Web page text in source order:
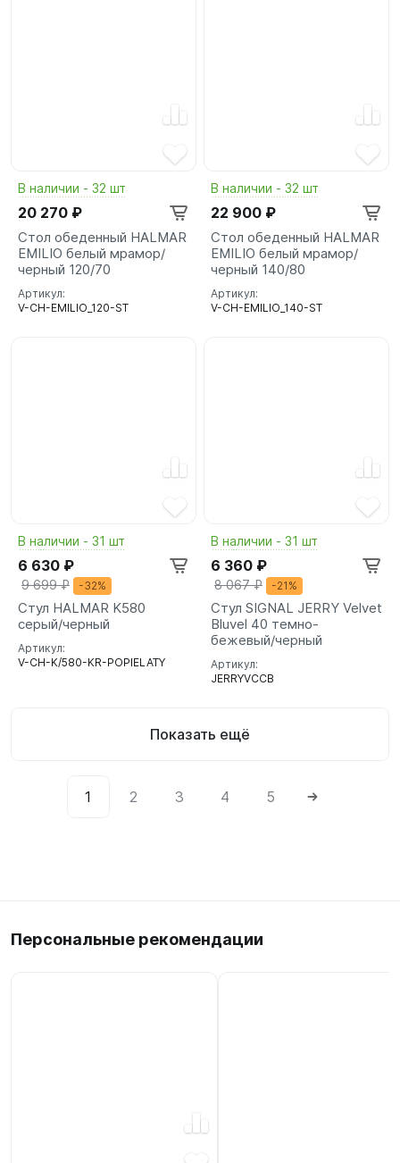
В наличии - 32 шт
20 270 ₽
Стол обеденный HALMAR
EMILIO белый мрамор/
черный 120/70
Артикул:
V-CH-EMILIO_120-ST
В наличии - 32 шт
22 900 ₽
Стол обеденный HALMAR
EMILIO белый мрамор/
черный 140/80
Артикул:
V-CH-EMILIO_140-ST
В наличии - 31 шт
6 630 ₽
9 699 ₽ -32%
Стул HALMAR K580
серый/черный
Артикул:
V-CH-K/580-KR-POPIELATY
В наличии - 31 шт
6 360 ₽
8 067 ₽ -21%
Стул SIGNAL JERRY Velvet
Bluvel 40 темно-
бежевый/черный
Артикул:
JERRYVCCB
Показать ещё
1 2 3 4 5
Персональные рекомендации